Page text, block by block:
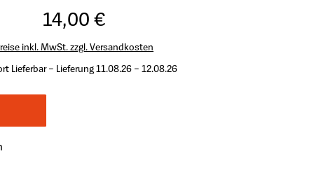
14,00 €
inkl. MwSt. zzgl. Versandkosten
Lieferbar – Lieferung 11.08.26 – 12.08.26